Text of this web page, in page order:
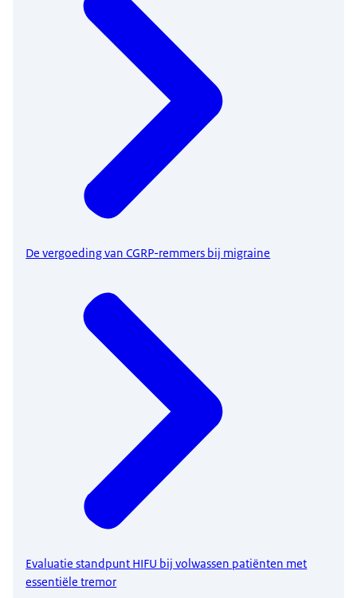
De vergoeding van CGRP-remmers bij migraine
Evaluatie standpunt HIFU bij volwassen patiënten met
essentiële tremor